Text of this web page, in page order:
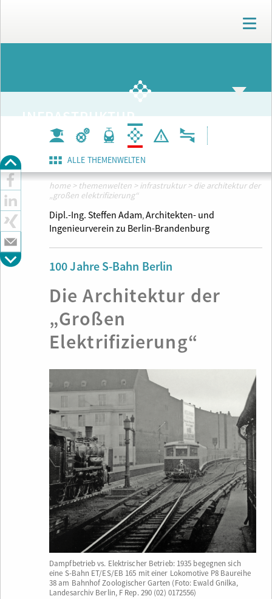
T
o
g
n
v
i
o
INFRASTRUKTUR
ALLE THEMENWELTEN
home > themenwelten >infrastruktur >die architektur der
„großen elektrifizierung“
Dipl.-Ing. Steffen Adam,Architekten- und
Ingenieurverein zu Berlin-Brandenburg
100 Jahre S-Bahn Berlin
Die Architektur der
„Großen
Elektrifizierung“
Dampfbetrieb vs. Elektrischer Betrieb: 1935 begegnen sich
eine S-Bahn ET/ES/EB 165 mit einer Lokomotive P8 Baureihe
38 am Bahnhof Zoologischer Garten (Foto: Ewald Gnilka,
Landesarchiv Berlin, F Rep. 290 (02) 0172556)